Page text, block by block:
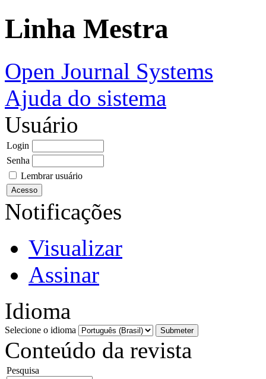
Linha Mestra
Open Journal Systems
Ajuda do sistema
Usuário
Login
Senha
Lembrar usuário
Notificações
Visualizar
Assinar
Idioma
Selecione o idioma
Conteúdo da revista
Pesquisa